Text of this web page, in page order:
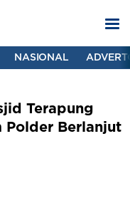
NASIONAL
Terapung
Polder Berlanjut